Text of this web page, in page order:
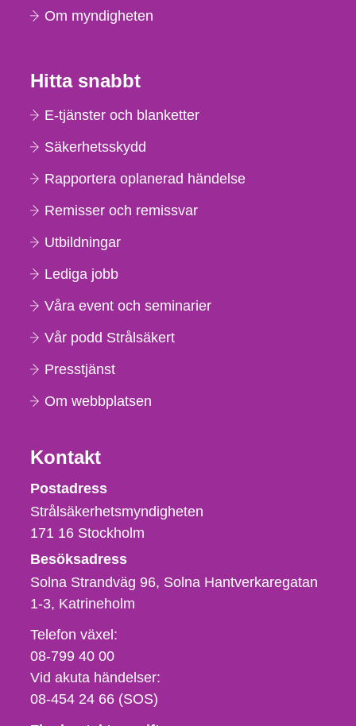
Om myndigheten
Hitta snabbt
E-tjänster och blanketter
Säkerhetsskydd
Rapportera oplanerad händelse
Remisser och remissvar
Utbildningar
Lediga jobb
Våra event och seminarier
Vår podd Strålsäkert
Presstjänst
Om webbplatsen
Kontakt
Strålsäkerhetsmyndigheten
Postadress
Strålsäkerhetsmyndigheten
171 16 Stockholm
Besöksadress
Solna Strandväg 96, Solna Hantverkaregatan
1-3 Katrineholm
Telefon,
fax
och
e-
Telefon växel:
08-799 40 00
Vid akuta händelser:
08-454 24 66 (SOS)